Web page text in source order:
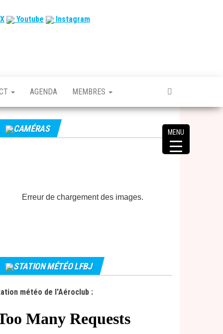
Youtube Instagram
AGENDA MEMBRES
CAMÉRAS
Erreur de chargement des images.
STATION MÉTÉO LFBJ
météo de l'Aéroclub :
MENU